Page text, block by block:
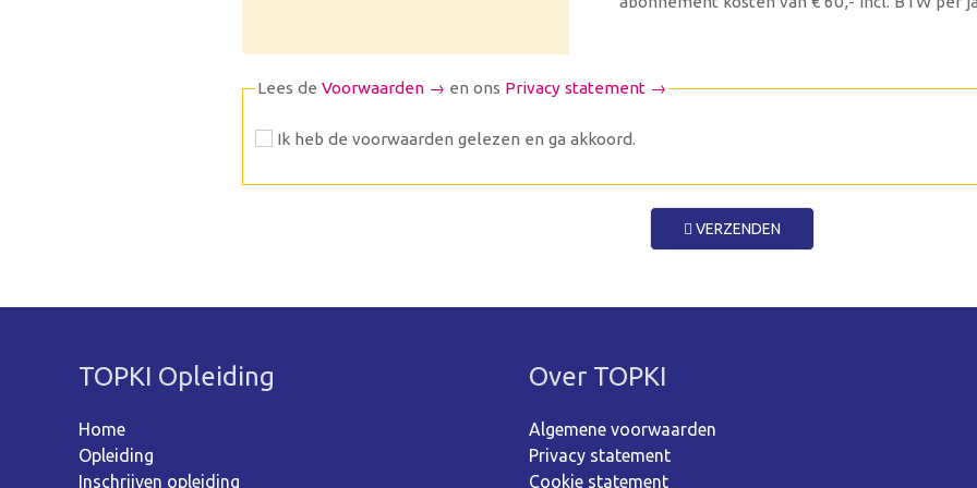
Lees deVoorwaarden → en ons Privacy statement →
Ik heb de voorwaarden gelezen en ga akkoord.
VERZENDEN
TOPKI Opleiding
Home
Opleiding
Inschrijven opleiding
Over TOPKI
Algemene voorwaarden
Privacy statement
Cookie statement